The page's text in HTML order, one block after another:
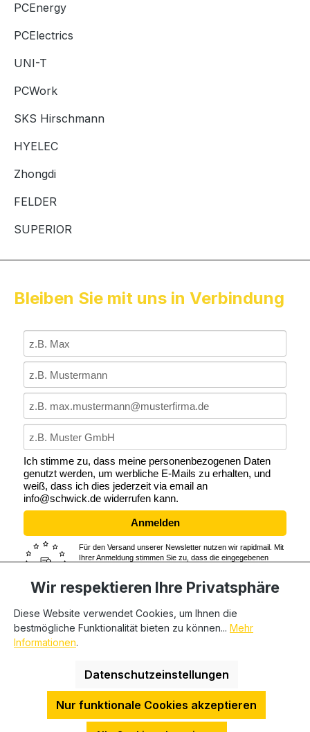
PCEnergy
PCElectrics
UNI-T
PCWork
SKS Hirschmann
HYELEC
Zhongdi
FELDER
SUPERIOR
Bleiben Sie mit uns in Verbindung
Ich stimme zu, dass meine personenbezogenen Daten
genutzt werden, um werbliche E-Mails zu erhalten, und
weiß, dass ich dies jederzeit via email an
info@schwick.de widerrufen kann.
Anmelden
Für den Versand unserer Newsletter nutzen wir rapidmail. Mit
Ihrer Anmeldung stimmen Sie zu, dass die eingegebenen
* Alle Preise exkl. gesetzl. Mehrwertsteuer zzgl.
Versandkosten
private Endverbraucher können nicht beliefert werden.
HDESakura Theme byHosonoDE
Wir respektieren Ihre Privatsphäre
Diese Website verwendet Cookies, um Ihnen die
bestmögliche Funktionalität bieten zu können... Mehr
Informationen.
Datenschutzeinstellungen
Nur funktionale Cookies akzeptieren